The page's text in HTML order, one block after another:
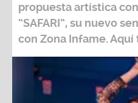
propuesta artística
“SAFARI”, su nuevo
con Zona Infame.